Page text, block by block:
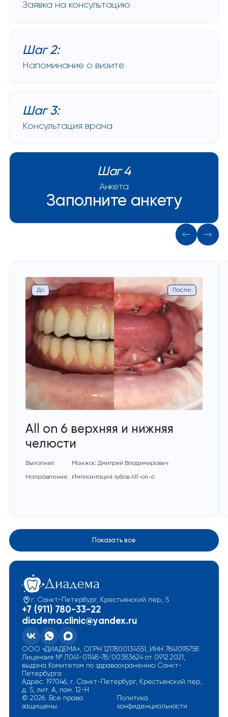
Заявка на консультацию
Шаг 2:
Напоминание о визите
Шаг 3:
Консультация врача
Шаг 4
Анкета
Заполните анкету
До После
All on 6 верхняя и нижняя
челюсти
Выполнил Манжос Дмитрий Владимирович
Направление Имплантация зубов All-on-6
Показать все
г. Санкт-Петербург, Крестьянский пер., 5
+7 (911) 780-33-22
diadema.clinic@yandex.ru
ООО «ДИАДЕМА», ОГРН 1217800134551, ИНН 7841095758
Лицензия № Л041-01148-78/00383624 от 09.12.2021,
выдана Комитетом по здравоохранению Санкт-
Петербурга
Адрес: 197046, г. Санкт-Петербург, Крестьянский пер.,
д. 5, лит. А, пом. 12-Н
© 2026. Все права
защищены.
Политика
конфиденциальности